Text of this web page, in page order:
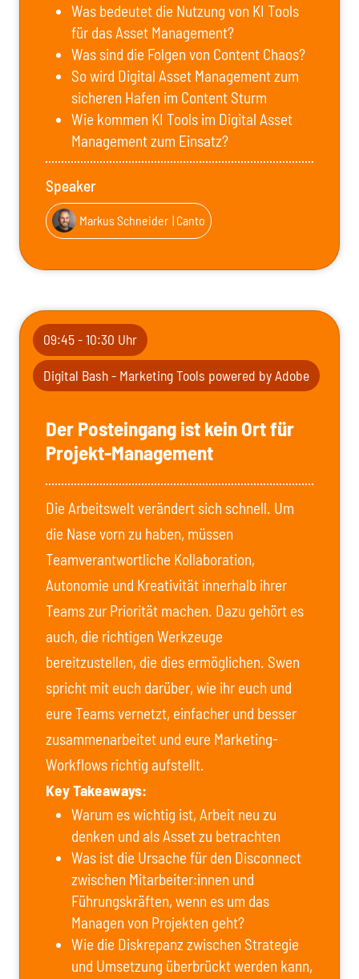
Was bedeutet die Nutzung von KI Tools
für das Asset Management?
Was sind die Folgen von Content Chaos?
So wird Digital Asset Management zum
sicheren Hafen im Content Sturm
Wie kommen KI Tools im Digital Asset
Management zum Einsatz?
Speaker
Markus Schneider | Canto
09:45 - 10:30 Uhr
Digital Bash - Marketing Tools powered by Adobe
Der Posteingang ist kein Ort für
Projekt-Management
Die Arbeitswelt verändert sich schnell. Um
die Nase vorn zu haben, müssen
Teamverantwortliche Kollaboration,
Autonomie und Kreativität innerhalb ihrer
Teams zur Priorität machen. Dazu gehört es
auch, die richtigen Werkzeuge
bereitzustellen, die dies ermöglichen. Swen
spricht mit euch darüber, wie ihr euch und
eure Teams vernetzt, einfacher und besser
zusammenarbeitet und eure Marketing-
Workflows richtig aufstellt.
Key Takeaways:
Warum es wichtig ist, Arbeit neu zu
denken und als Asset zu betrachten
Was ist die Ursache für den Disconnect
zwischen Mitarbeiter:innen und
Führungskräften, wenn es um das
Managen von Projekten geht?
Wie die Diskrepanz zwischen Strategie
und Umsetzung überbrückt werden kann,